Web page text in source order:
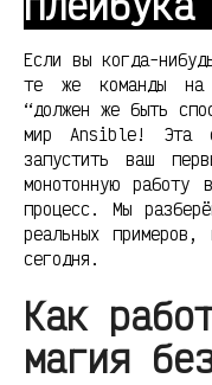
Если вы когда-
те же команды на
“должен же быть
мир Ansible! Эта
запустить ваш
монотонную работу
процесс. Мы
реальных примеров,
сегодня.
Как
магия